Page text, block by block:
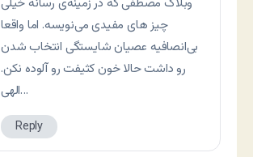
چیز های مفیدی می‌نویسه. اما واقعا
بی‌انصافیه عصیان شایستگی انتخاب شدن
رو داشت حالا خون کثیفت رو آلوده نکن.
الهی…
Reply